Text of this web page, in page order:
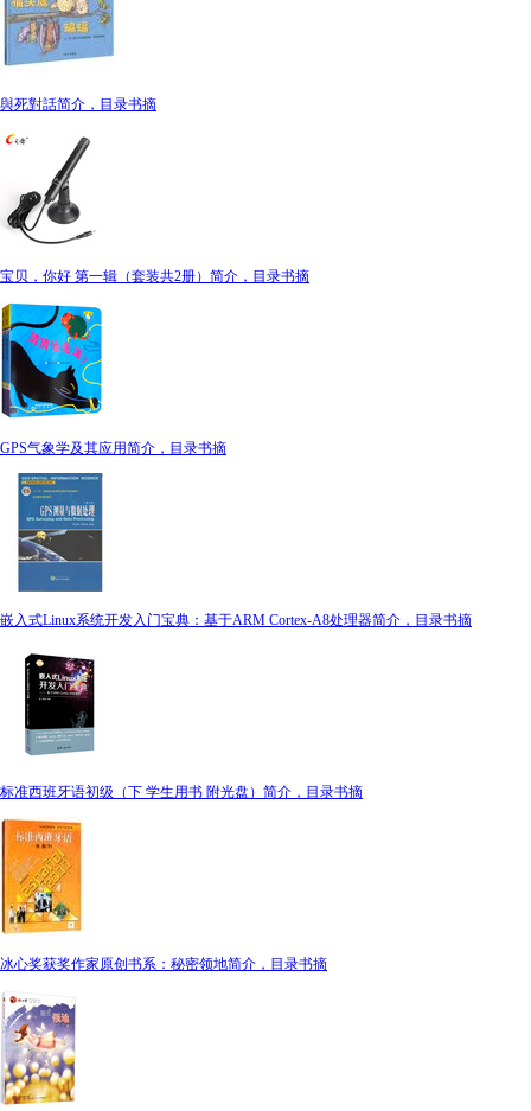
與死對話简介，目录书摘
宝贝，你好 第一辑（套装共2册）简介，目录书摘
GPS气象学及其应用简介，目录书摘
嵌入式Linux系统开发入门宝典：基于ARM Cortex-A8处理器简介，目录书摘
标准西班牙语初级（下 学生用书 附光盘）简介，目录书摘
冰心奖获奖作家原创书系：秘密领地简介，目录书摘